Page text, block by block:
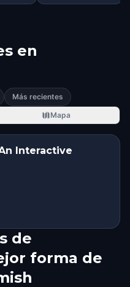
en
Más recientes
Mapa
Interactive
de
forma de